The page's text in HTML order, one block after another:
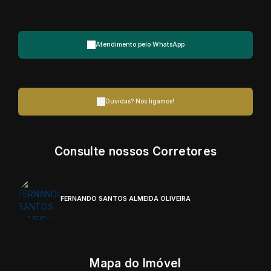
Atendimento pelo WhatsApp
Dúvidas? Nós ligamos!
Consulte nossos Corretores
FERNANDO SANTOS ALMEIDA OLIVEIRA
Mapa do Imóvel